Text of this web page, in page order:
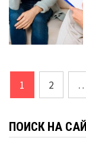
по
записям
1 2
ПОИСК НА